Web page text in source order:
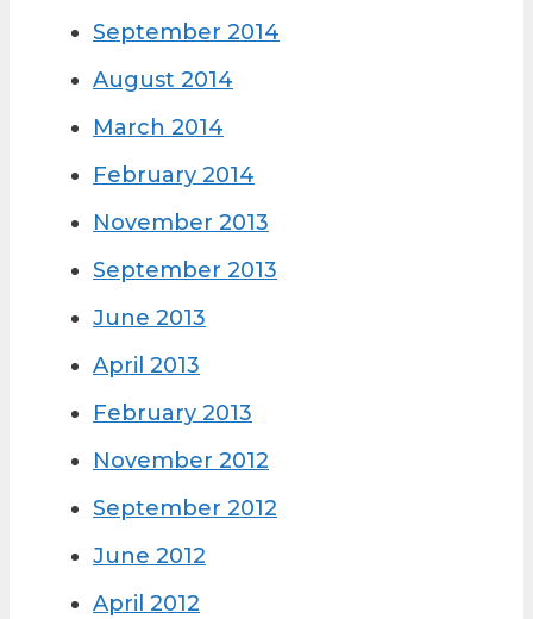
September 2014
August 2014
March 2014
February 2014
November 2013
September 2013
June 2013
April 2013
February 2013
November 2012
September 2012
June 2012
April 2012